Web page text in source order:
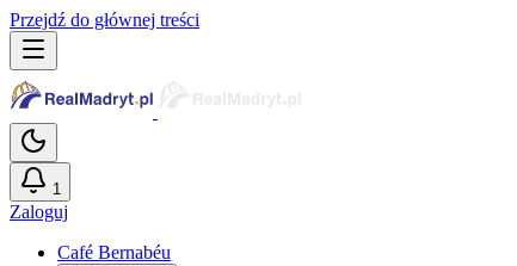
Przejdź do głównej treści
1
Zaloguj
Café Bernabéu